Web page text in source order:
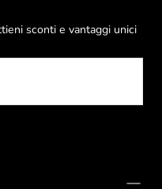
sconti e vantaggi unici